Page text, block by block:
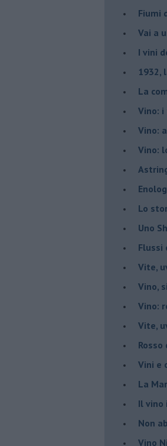
Fiumi
​Vai a
​I vini
​1932,
​La
​Vino:
Vino:
Vino:
Lo
Uno
​Flussi
Vite,
Vino,
​Vino:
​Vite,
Vini e
​La
Il vino
​Non
​Vino